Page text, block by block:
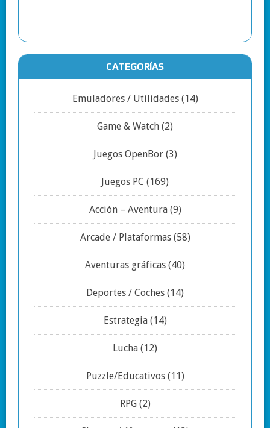
CATEGORÍAS
Emuladores / Utilidades(14)
Game & Watch (2)
Juegos OpenBor(3)
Juegos PC (169)
Acción – Aventura(9)
Arcade / Plataformas(58)
Aventuras gráficas (40)
Deportes / Coches (14)
Estrategia(14)
Lucha (12)
Puzzle/Educativos(11)
RPG(2)